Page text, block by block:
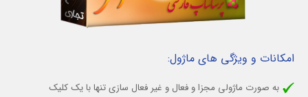
امکانات و ویژگی های ماژول:
به صورت ماژولی مجزا و فعال و غیر فعال سازی تنها با یک کلیک